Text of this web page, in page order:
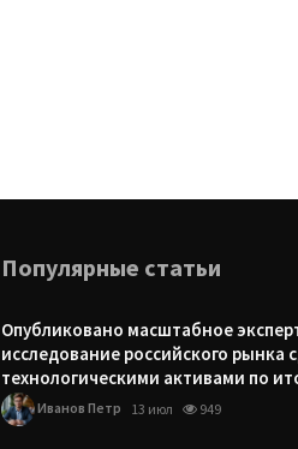
Популярные статьи
Опубликовано масштабное
исследование российского рынка
технологическими активами по
Иванов Петр 13 июл 949